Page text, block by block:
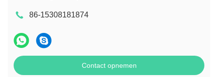
86-15308181874
Contact opnemen